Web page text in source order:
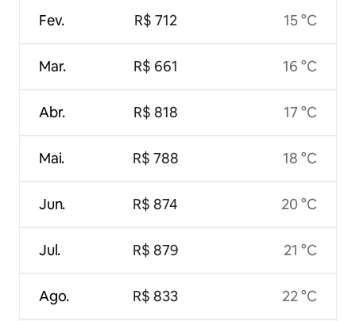
Fev.
Mar.
Abr.
Mai.
Jun.
Jul.
Ago.
R$ 712
R$ 661
R$ 818
R$ 788
R$ 874
R$ 879
R$ 833
15 °C
16 °C
17 °C
18 °C
20 °C
21 °C
22 °C